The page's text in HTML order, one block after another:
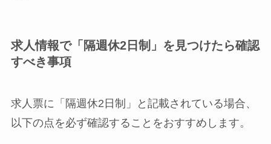
求人情報で「隔週休2日制」を見つけたら確認
すべき事項
求人票に「隔週休2日制」と記載されている場合、
以下の点を必ず確認することをおすすめします。